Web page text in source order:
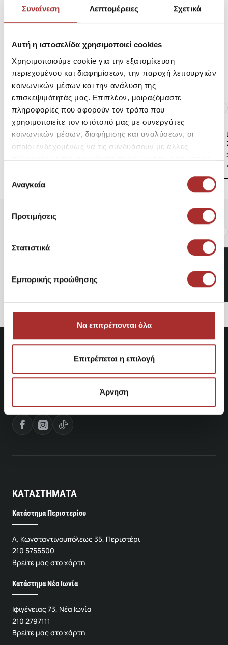
Συναίνεση Λεπτομέρειες Σχετικά
Αυτή η ιστοσελίδα χρησιμοποιεί cookies
Χρησιμοποιούμε cookie για την εξατομίκευση
περιεχομένου και διαφημίσεων, την παροχή λειτουργιών
κοινωνικών μέσων και την ανάλυση της
επισκεψιμότητάς μας. Επιπλέον, μοιραζόμαστε
πληροφορίες που αφορούν τον τρόπο που
χρησιμοποιείτε τον ιστότοπό μας με συνεργάτες
κοινωνικών μέσων, διαφήμισης και αναλύσεων, οι
οποίοι ενδεχομένως να τις συνδυάσουν με άλλες
πληροφορίες που τους έχετε παραχωρήσει ή τις οποίες
των υπηρεσιών τους.
συγκατάθεσης
Αναγκαία
Προτιμήσεις
Στατιστικά
Εμπορικής προώθησης
Να επιτρέπονται όλα
Επιτρέπεται η επιλογή
Άρνηση
Επιστροφές Προϊόντων
Ίδια κατηγορία Ίδιο Brand
LAPIN HOUSE Βρεφική
Ζακέτα Πλεκτή
44,95€
ΚΑΤΑΣΤΗΜΑΤΑ
Κατάστημα Περιστερίου
Λ. Κωνσταντινουπόλεως 35, Περιστέρι
210 5755500
Βρείτε μας στο χάρτη
Κατάστημα Νέα Ιωνία
Ιφιγένειας 73, Νέα Ιωνία
210 2797111
Βρείτε μας στο χάρτη